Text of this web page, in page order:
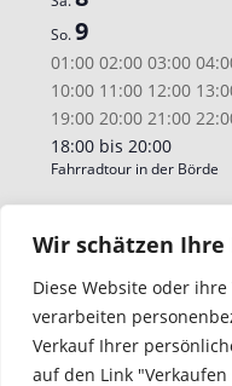
Wir schätzen
Diese Website oder
verarbeiten
Verkauf Ihrer
auf den Link
So.9
00:00
01:00 02:00 03:00
10:00 11:00 12:00
19:00 20:00 21:00
Montag,
August
3,
Keine
Veranstaltungen
an
Tag.
Dienstag,
August
4,
Keine
Veranstaltungen
an
Tag.
Mittwoch,
August
5,
Keine
Veranstaltungen
an
Tag.
Donnerstag,
August
6,
Keine
Veranstaltungen
an
Tag.
Freitag,
August
7,
August
7,
2026
18:00 bis 20:00
Fahrradtour in der Börde
8,
2026
an
9,
2026
an